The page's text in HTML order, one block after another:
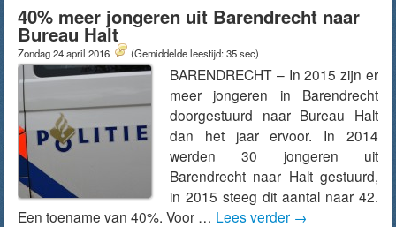
40% meer jongeren uit Barendrecht naar
Bureau Halt
Zondag 24 april 2016 (Gemiddelde leestijd: 35 sec)
BARENDRECHT – In 2015 zijn er
meer jongeren in Barendrecht
doorgestuurd naar Bureau Halt
dan het jaar ervoor. In 2014
werden 30 jongeren uit
Barendrecht naar Halt gestuurd,
in 2015 steeg dit aantal naar 42.
Een toename van 40%. Voor … Lees verder →